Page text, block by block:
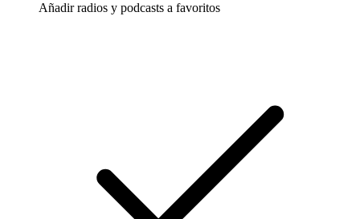
Añadir radios y podcasts a favoritos